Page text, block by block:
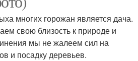
многих горожан является дача.
свою близость к природе и
мы не жалеем сил на
и посадку деревьев.